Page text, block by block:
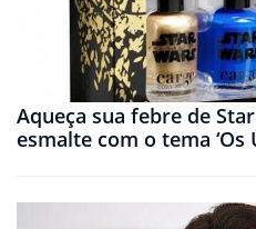
Aqueça sua febre de
esmalte com o tema ‘Os